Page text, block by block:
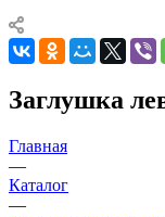
Заглушка
Главная
—
Каталог
—